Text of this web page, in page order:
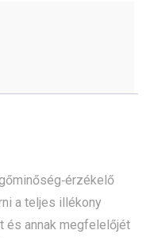
a teljes illékony
és annak megfelelőjét